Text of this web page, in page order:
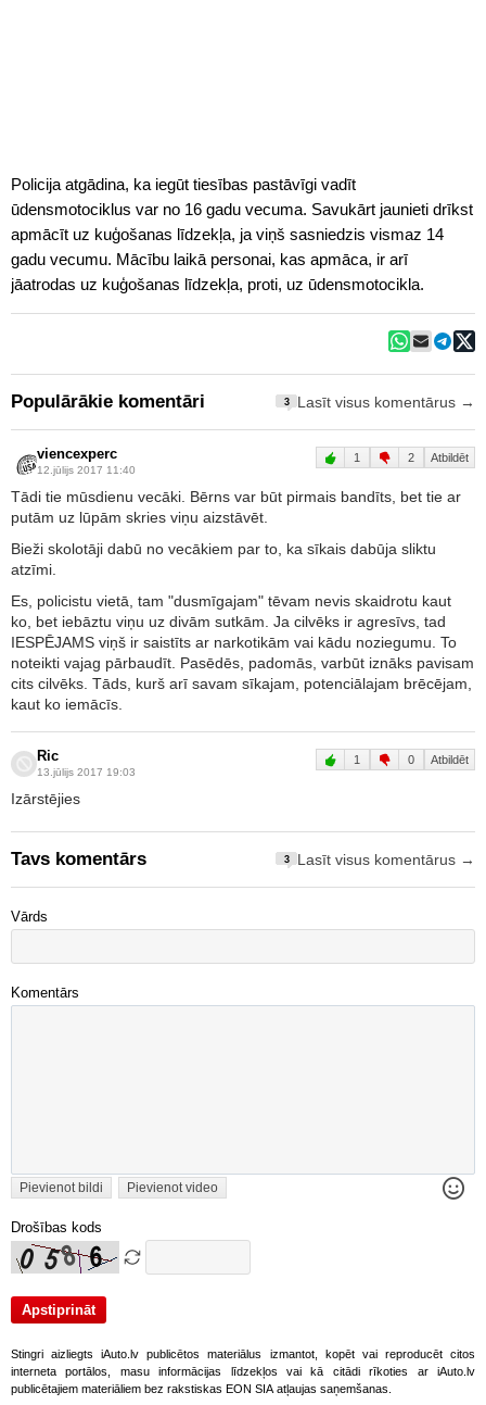
Policija atgādina, ka iegūt tiesības pastāvīgi vadīt
ūdensmotociklus var no 16 gadu vecuma. Savukārt jaunieti drīkst
apmācīt uz kuģošanas līdzekļa, ja viņš sasniedzis vismaz 14
gadu vecumu. Mācību laikā personai, kas apmāca, ir arī
jāatrodas uz kuģošanas līdzekļa, proti, uz ūdensmotocikla.
Populārākie komentāri 3 Lasīt visus komentārus →
viencexperc
12.jūlijs 2017 11:40
1 2 Atbildēt
Tādi tie mūsdienu vecāki. Bērns var būt pirmais bandīts, bet tie ar
putām uz lūpām skries viņu aizstāvēt.
Bieži skolotāji dabū no vecākiem par to, ka sīkais dabūja sliktu
atzīmi.
Es, policistu vietā, tam "dusmīgajam" tēvam nevis skaidrotu kaut
ko, bet iebāztu viņu uz divām sutkām. Ja cilvēks ir agresīvs, tad
IESPĒJAMS viņš ir saistīts ar narkotikām vai kādu noziegumu. To
noteikti vajag pārbaudīt. Pasēdēs, padomās, varbūt iznāks pavisam
cits cilvēks. Tāds, kurš arī savam sīkajam, potenciālajam brēcējam,
kaut ko iemācīs.
Ric
13.jūlijs 2017 19:03
1 0 Atbildēt
Izārstējies
Tavs komentārs 3 Lasīt visus komentārus →
Vārds
Komentārs
Pievienot bildi Pievienot video
Drošības kods
Stingri aizliegts iAuto.lv publicētos materiālus izmantot, kopēt vai reproducēt citos
interneta portālos, masu informācijas līdzekļos vai kā citādi rīkoties ar iAuto.lv
publicētajiem materiāliem bez rakstiskas EON SIA atļaujas saņemšanas.